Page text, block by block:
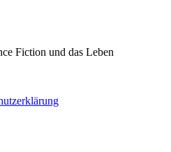
Fiction und das Leben